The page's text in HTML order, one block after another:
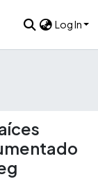
Log In